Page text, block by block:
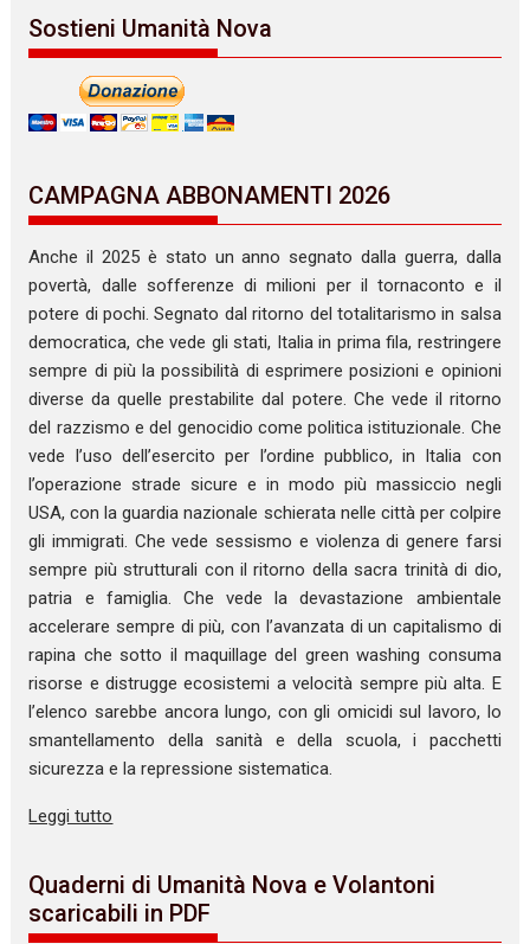
Sostieni Umanità Nova
CAMPAGNA ABBONAMENTI 2026
Anche il 2025 è stato un anno segnato dalla guerra, dalla
povertà, dalle sofferenze di milioni per il tornaconto e il
potere di pochi. Segnato dal ritorno del totalitarismo in salsa
democratica, che vede gli stati, Italia in prima fila, restringere
sempre di più la possibilità di esprimere posizioni e opinioni
diverse da quelle prestabilite dal potere. Che vede il ritorno
del razzismo e del genocidio come politica istituzionale. Che
vede l’uso dell’esercito per l’ordine pubblico, in Italia con
l’operazione strade sicure e in modo più massiccio negli
USA, con la guardia nazionale schierata nelle città per colpire
gli immigrati. Che vede sessismo e violenza di genere farsi
sempre più strutturali con il ritorno della sacra trinità di dio,
patria e famiglia. Che vede la devastazione ambientale
accelerare sempre di più, con l’avanzata di un capitalismo di
rapina che sotto il maquillage del green washing consuma
risorse e distrugge ecosistemi a velocità sempre più alta. E
l’elenco sarebbe ancora lungo, con gli omicidi sul lavoro, lo
smantellamento della sanità e della scuola, i pacchetti
sicurezza e la repressione sistematica.
Leggi tutto
Quaderni di Umanità Nova e Volantoni
scaricabili in PDF